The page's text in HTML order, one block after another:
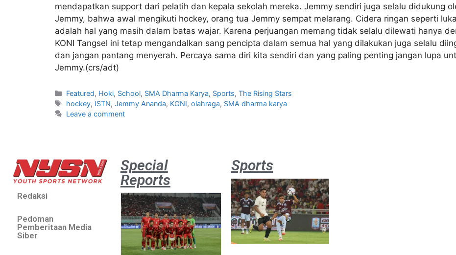
mendapatkan support dari pelatih dan kepala sekolah mereka. Jemmy sendiri juga selalu didukung
Jemmy, bahwa awal mengikuti hockey, orang tua Jemmy sempat melarang. Cidera ringan seperti
adalah hal yang masih dalam batas wajar. Karena perjuangan memang tidak selalu dilewati hanya
KONI Tangsel ini tetap mengandalkan sang pencipta dalam semua hal yang dilakukan juga selalu
dan jangan pantang menyerah. Percaya sama diri kita sendiri dan yang paling penting jangan lupa
Jemmy.(crs/adt)
Featured, Hoki, School, SMA Dharma Karya, Sports,The Rising Stars
hockey, ISTN,Jemmy Ananda, KONI,olahraga, SMA dharma karya
Leave a comment
Redaksi
Pedoman
Pemberitaan Media
Siber
Special
Reports
Sports